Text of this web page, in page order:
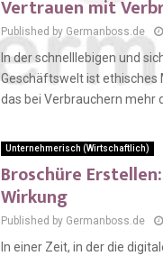
Vertrauen mit
Published by Germanboss.de
In der schnelllebigen und
Geschäftswelt ist ethisches
das bei Verbrauchern mehr
Unternehmerisch (Wirtschaftlich)
Broschüre
Wirkung
Published by Germanboss.de
In einer Zeit, in der die